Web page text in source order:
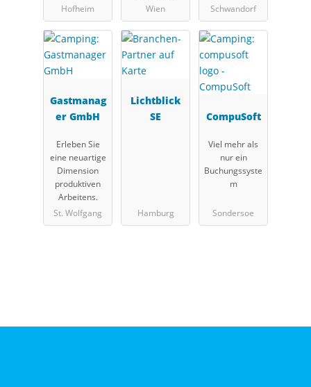
Hofheim
Wien
Schwandorf
Gastmanag
er GmbH
Erleben Sie
eine neuartige
Dimension
produktiven
Arbeitens.
St. Wolfgang
Lichtblick
SE
Hamburg
CompuSoft
Viel mehr als
nur ein
Buchungssyste
m
Sondersoe